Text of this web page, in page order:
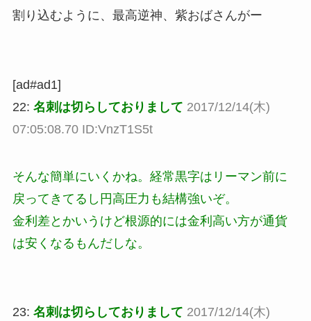
割り込むように、最高逆神、紫おばさんがー
[ad#ad1]
22: 名刺は切らしておりまして 2017/12/14(木)
07:05:08.70 ID:VnzT1S5t
そんな簡単にいくかね。経常黒字はリーマン前に
戻ってきてるし円高圧力も結構強いぞ。
金利差とかいうけど根源的には金利高い方が通貨
は安くなるもんだしな。
23: 名刺は切らしておりまして 2017/12/14(木)